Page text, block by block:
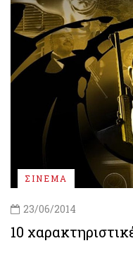
ΣΙΝΕΜΑ
23/06/2014
10